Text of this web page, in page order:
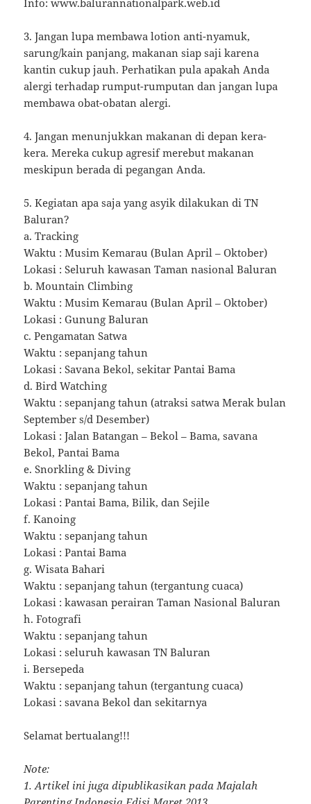
Info: www.balurannationalpark.web.id
3. Jangan lupa membawa lotion anti-nyamuk,
sarung/kain panjang, makanan siap saji karena
kantin cukup jauh. Perhatikan pula apakah Anda
alergi terhadap rumput-rumputan dan jangan lupa
membawa obat-obatan alergi.
4. Jangan menunjukkan makanan di depan kera-
kera. Mereka cukup agresif merebut makanan
meskipun berada di pegangan Anda.
5. Kegiatan apa saja yang asyik dilakukan di TN
Baluran?
a. Tracking
Waktu : Musim Kemarau (Bulan April – Oktober)
Lokasi : Seluruh kawasan Taman nasional Baluran
b. Mountain Climbing
Waktu : Musim Kemarau (Bulan April – Oktober)
Lokasi : Gunung Baluran
c. Pengamatan Satwa
Waktu : sepanjang tahun
Lokasi : Savana Bekol, sekitar Pantai Bama
d. Bird Watching
Waktu : sepanjang tahun (atraksi satwa Merak bulan
September s/d Desember)
Lokasi : Jalan Batangan – Bekol – Bama, savana
Bekol, Pantai Bama
e. Snorkling & Diving
Waktu : sepanjang tahun
Lokasi : Pantai Bama, Bilik, dan Sejile
f. Kanoing
Waktu : sepanjang tahun
Lokasi : Pantai Bama
g. Wisata Bahari
Waktu : sepanjang tahun (tergantung cuaca)
Lokasi : kawasan perairan Taman Nasional Baluran
h. Fotografi
Waktu : sepanjang tahun
Lokasi : seluruh kawasan TN Baluran
i. Bersepeda
Waktu : sepanjang tahun (tergantung cuaca)
Lokasi : savana Bekol dan sekitarnya
Selamat bertualang!!!
Note:
1. Artikel ini juga dipublikasikan pada Majalah